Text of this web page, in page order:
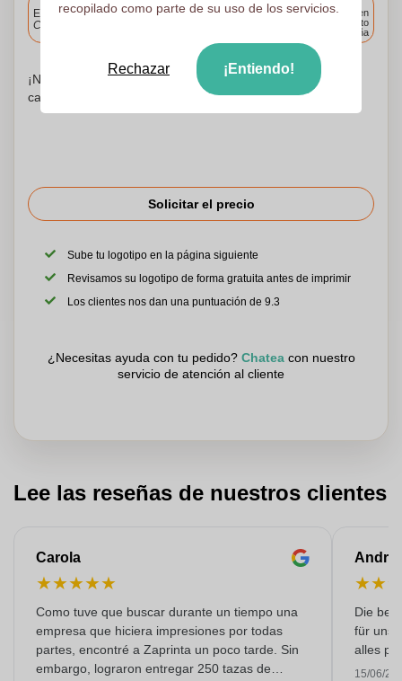
Entrega estándar
Cargue y apruebe sus archivos antes de las 9.30 a.m.
Entrega en
cualquier punto
de España
¡No te preocupes! Simplemente suba sus archivos a la
canasta de compras
Solicitar el precio
Sube tu logotipo en la página siguiente
Revisamos su logotipo de forma gratuita antes de imprimir
Los clientes nos dan una puntuación de 9.3
¿Necesitas ayuda con tu pedido? Chateacon nuestro
servicio de atención al cliente
Lee las reseñas de nuestros clientes
Carola
★★★★★
Como tuve que buscar durante un tiempo una
empresa que hiciera impresiones por todas
partes, encontré a Zaprinta un poco tarde. Sin
embargo, lograron entregar 250 tazas de
★★
Die
für
alles
15/06/
recopilado como parte de su uso de los servicios.
Rechazar ¡Entiendo!